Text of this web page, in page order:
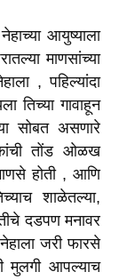
आयुष्याला
माणसांच्या
, पहिल्यांदा
तिच्या गावाहून
सोबत असणारे
तोंड ओळख
होती , आणि
शाळेतल्या,
दडपण मनावर
जरी फारसे
मुलगी आपल्याच